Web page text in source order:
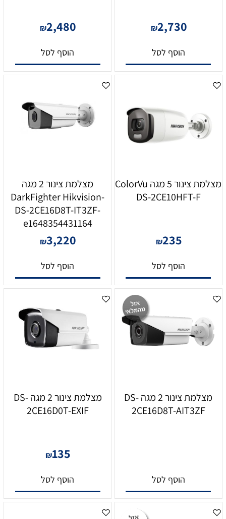
₪2,730
הוסף לסל
₪2,480
הוסף לסל
מצלמת צינור 5 מגה ColorVu
DS-2CE10HFT-F
₪235
הוסף לסל
מצלמת צינור 2 מגה
DarkFighter Hikvision-
DS-2CE16D8T-IT3ZF-
e1648354431164
₪3,220
הוסף לסל
מצלמת צינור 2 מגה DS-
2CE16D8T-AIT3ZF
הוסף לסל
מצלמת צינור 2 מגה DS-
2CE16D0T-EXIF
₪135
הוסף לסל